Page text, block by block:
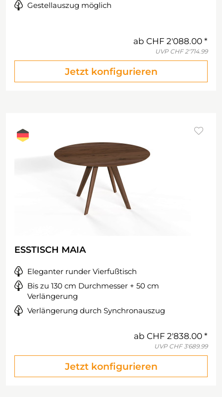
Gestellauszug möglich
ab CHF 2'088.00
UVP CHF 2'714.99
Jetzt konfigurieren
ESSTISCH MAIA
Eleganter runder Vierfußtisch
Bis zu 130 cm Durchmesser + 50 cm
Verlängerung
Verlängerung durch Synchronauszug
ab CHF 2'838.00
UVP CHF 3'689.99
Jetzt konfigurieren